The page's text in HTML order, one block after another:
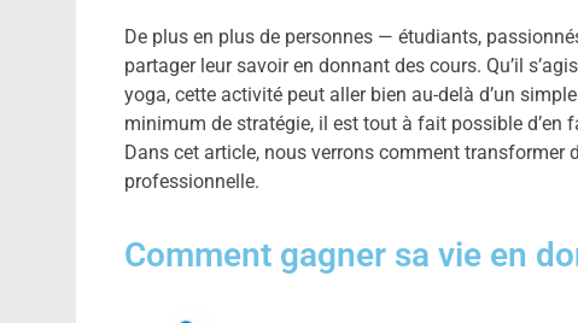
De plus en plus de personnes — étudiants,
partager leur savoir en donnant des cours. Qu’il
yoga, cette activité peut aller bien au-delà d’un
minimum de stratégie, il est tout à fait possible d’en
Dans cet article, nous verrons comment
professionnelle.
Comment gagner sa vie en